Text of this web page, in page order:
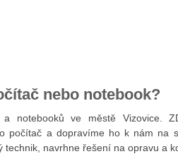
nebo notebook?
notebooků ve městě Vizovice.
počítač a dopravíme ho k nám na
technik, navrhne řešení na opravu a